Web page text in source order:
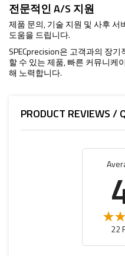
전문적인 A/S 지원
제품 문의, 기술 지원 및 사후
도움을 드립니다.
SPECprecision은 고객과의 장
할 수 있는 제품, 빠른 커뮤니케
해 노력합니다.
PRODUCT REVIEWS /
22